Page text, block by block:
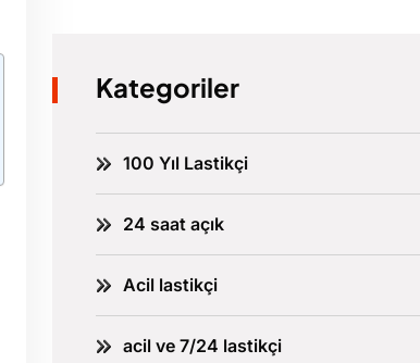
Kategoriler
100 Yıl Lastikçi
24 saat açık
Acil lastikçi
acil ve 7/24 lastikçi